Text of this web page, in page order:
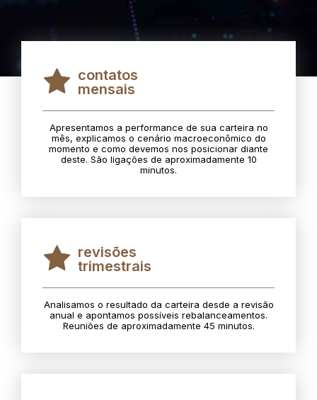
contatos
mensais
Apresentamos a performance de sua carteira no
mês, explicamos o cenário macroeconômico do
momento e como devemos nos posicionar diante
deste. São ligações de aproximadamente 10
minutos.
revisões
trimestrais
Analisamos o resultado da carteira desde a revisão
anual e apontamos possíveis rebalanceamentos.
Reuniões de aproximadamente 45 minutos.